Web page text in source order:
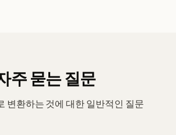
주 묻는 질문
변환하는 것에 대한 일반적인 질문